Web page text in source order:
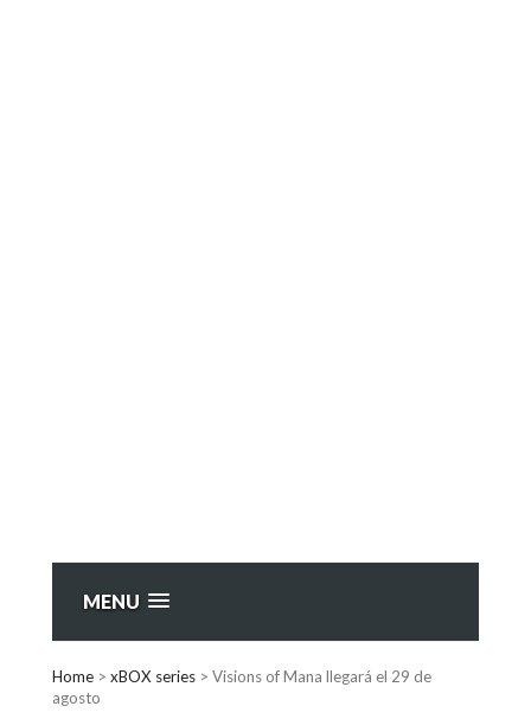
MENU
Home > xBOX series > Visions of Mana llegará el 29 de
agosto